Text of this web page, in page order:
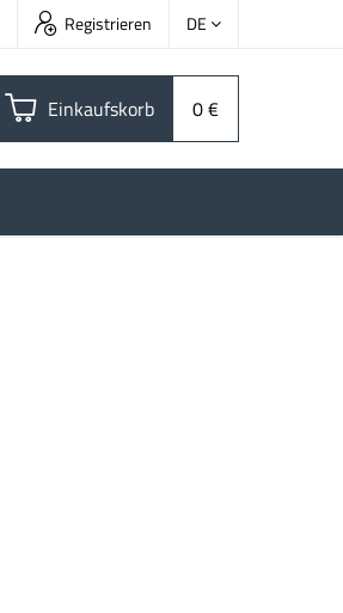
Registrieren DE
Einkaufskorb 0 €